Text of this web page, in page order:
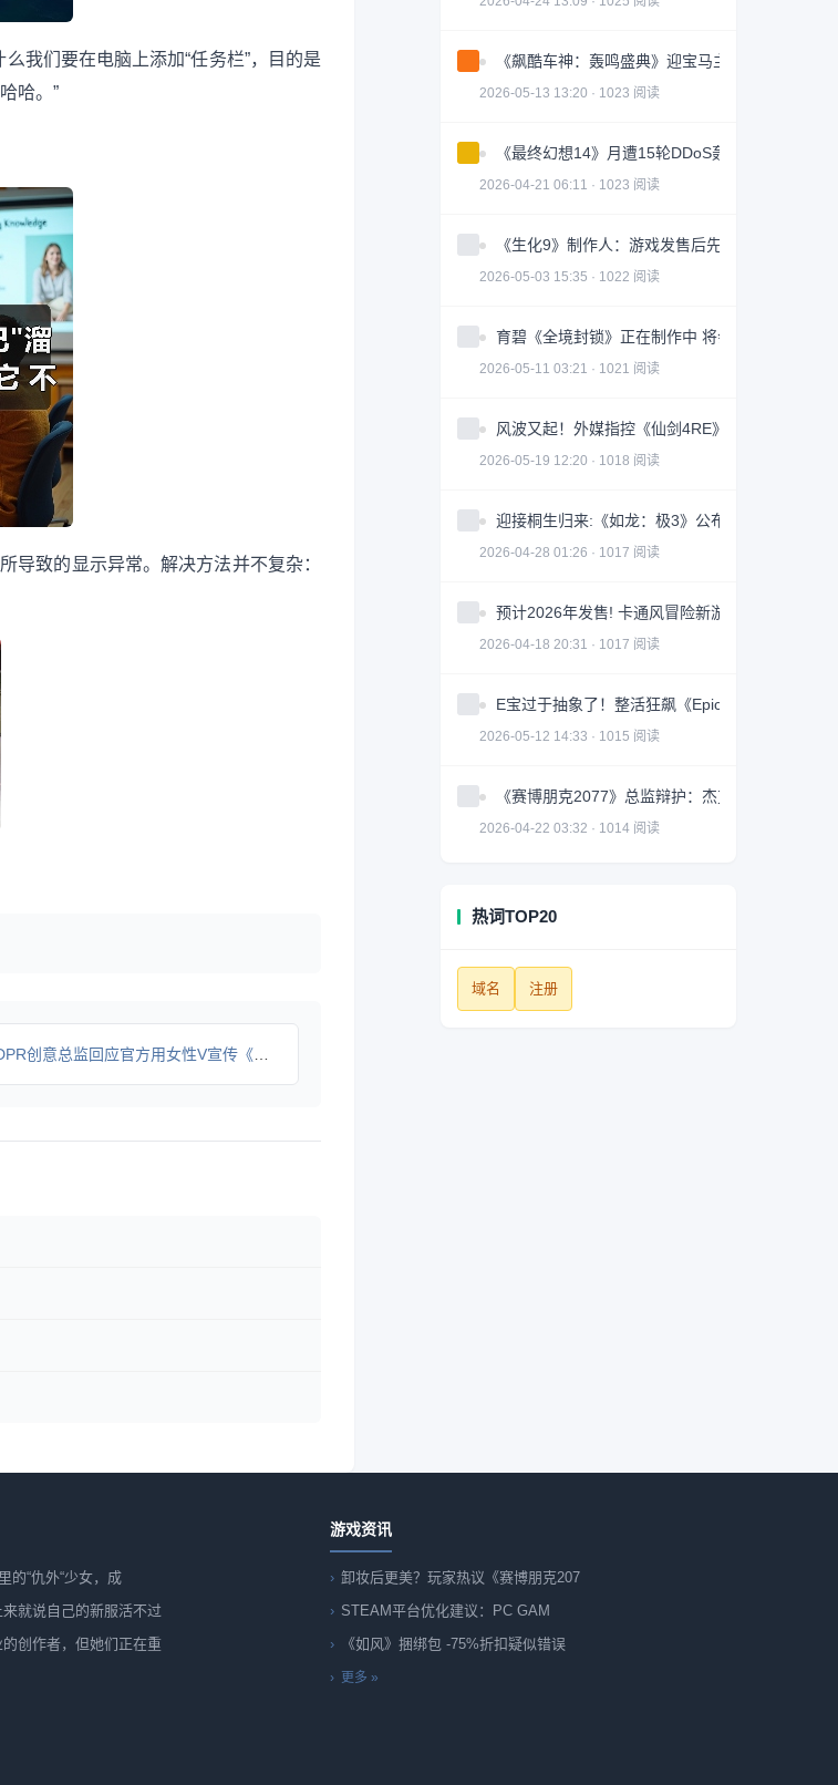
我们要在电脑上添加“任务栏”，目的是
哈。”
致的显示异常。解决方法并不复杂：
创意总监回应官方用女性V宣传《往日之影》的争议
《飙酷车神：轰鸣盛典》迎宝马主题活动！ 新赛
2026-05-13 13:20 · 1023 阅读
《最终幻想14》月遭15轮DDoS轰炸 外服卡顿逼
2026-04-21 06:11 · 1023 阅读
《生化9》制作人：游戏发售后先去旅行 玩完再
2026-05-03 15:35 · 1022 阅读
育碧《全境封锁》正在制作中 将会被打造成一款
2026-05-11 03:21 · 1021 阅读
风波又起！外媒指控《仙剑4RE》抄袭《光与影
2026-05-19 12:20 · 1018 阅读
迎接桐生归来:《如龙：极3》公布PC平台硬件配
2026-04-28 01:26 · 1017 阅读
预计2026年发售! 卡通风冒险新游《长日将尽》
2026-04-18 20:31 · 1017 阅读
E宝过于抽象了！整活狂飙《Epic是我家乡》感谢
2026-05-12 14:33 · 1015 阅读
《赛博朋克2077》总监辩护：杰克很棒但并非故
2026-04-22 03:32 · 1014 阅读
热词TOP20
域名 注册
的“仇外“少女，成
就说自己的新服活不过
创作者，但她们正在重
游戏资讯
卸妆后更美？玩家热议《赛博朋克207
STEAM平台优化建议：PC GAM
《如风》捆绑包 -75%折扣疑似错误
更多 »